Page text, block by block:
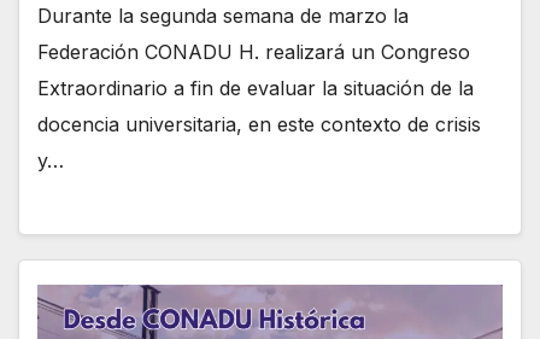
Durante la segunda semana de marzo la
Federación CONADU H. realizará un Congreso
Extraordinario a fin de evaluar la situación de la
docencia universitaria, en este contexto de crisis
y…